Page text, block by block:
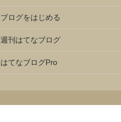
ブログをはじめる
週刊はてなブログ
はてなブログPro